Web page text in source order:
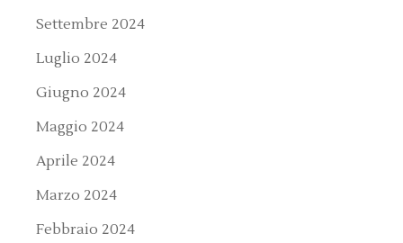
Settembre 2024
Luglio 2024
Giugno 2024
Maggio 2024
Aprile 2024
Marzo 2024
Febbraio 2024